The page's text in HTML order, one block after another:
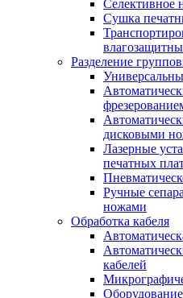
Селективное
Сушка
Разделение
дисковыми
Лазерные
печатных
Ручные
ножами
Обработка кабеля
кабелей